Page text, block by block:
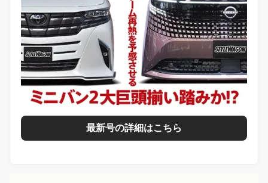
最新号の詳細はこちら